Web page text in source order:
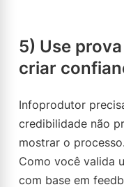
5) Use
criar
Infoprodutor
credibilidade não
mostrar o
Como você valida
com base em